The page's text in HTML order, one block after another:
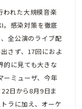
われた大規模音楽
。感染対策を徹底
全公演のライブ配
さず、17回におよ
的に見ても大きな
ーミューザ、今年
日から8月9日ま
ラに加え、オーケ